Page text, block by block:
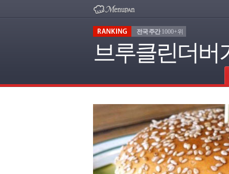
전국 주간1000+위
브루클린더버